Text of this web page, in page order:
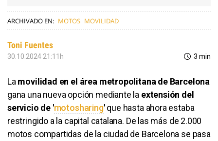
ARCHIVADO EN: MOTOS MOVILIDAD
Toni Fuentes
30.10.2024 21:11h 3 min
La movilidad en el área metropolitana de Barcelona
gana una nueva opción mediante la extensión del
servicio de 'motosharing'que hasta ahora estaba
restringido a la capital catalana. De las más de 2.000
motos compartidas de la ciudad de Barcelona se pasa